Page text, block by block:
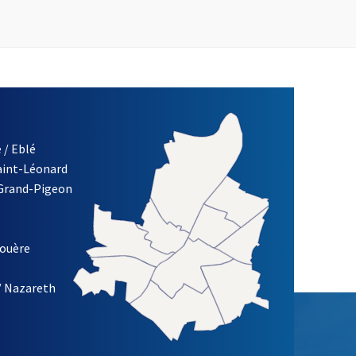
D'INFORMATION DES ASSOCIATIONS DE LA VILLE
/ Eblé
Léonard
Pigeon
Nazareth